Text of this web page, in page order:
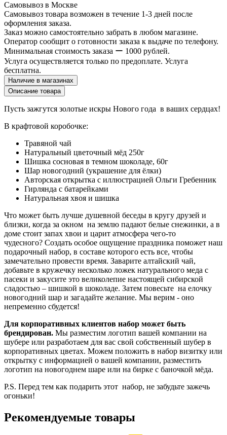
Самовывоз в Москве
Самовывоз товара возможен в течение 1-3 дней после
оформления заказа.
Заказ можно самостоятельно забрать в любом магазине.
Оператор сообщит о готовности заказа к выдаче по телефону.
Минимальная стоимость заказа ー 1000 рублей.
Услуга осуществляется только по предоплате. Услуга
бесплатна.
Наличие в магазинах
Описание товара
Пусть зажгутся золотые искры Нового года в ваших сердцах!
В крафтовой коробочке:
Травяной чай
Натуральный цветочный мёд 250г
Шишка сосновая в темном шоколаде, 60г
Шар новогодний (украшение для ёлки)
Авторская открытка с иллюстрацией Ольги Гребенник
Гирлянда с батарейками
Натуральная хвоя и шишка
Что может быть лучше душевной беседы в кругу друзей и
близки, когда за окном на землю падают белые снежинки, а в
доме стоит запах хвои и царит атмосфера чего-то
чудесного? Создать особое ощущение праздника поможет наш
подарочный набор, в составе которого есть все, чтобы
замечательно провести время. Заварите алтайский чай,
добавьте в кружечку несколько ложек натурального меда с
пасеки и закусите это великолепие настоящей сибирской
сладостью – шишкой в шоколаде. Затем повесьте на елочку
новогодний шар и загадайте желание. Мы верим - оно
непременно сбудется!
Для корпоративных клиентов набор может быть
брендирован. Мы разместим логотип вашей компании на
шубере или разработаем для вас свой собственный шубер в
корпоративных цветах. Можем положить в набор визитку или
открытку с информацией о вашей компании, разместить
логотип на новогоднем шаре или на бирке с баночкой мёда.
P.S. Перед тем как подарить этот набор, не забудьте зажечь
огоньки!
Рекомендуемые товары